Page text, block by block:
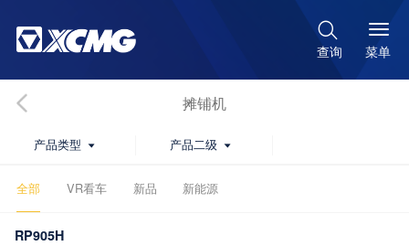

查询 菜单
摊铺机
产品类型  产品二级 
全部 VR看车 新品 新能源
RP905H